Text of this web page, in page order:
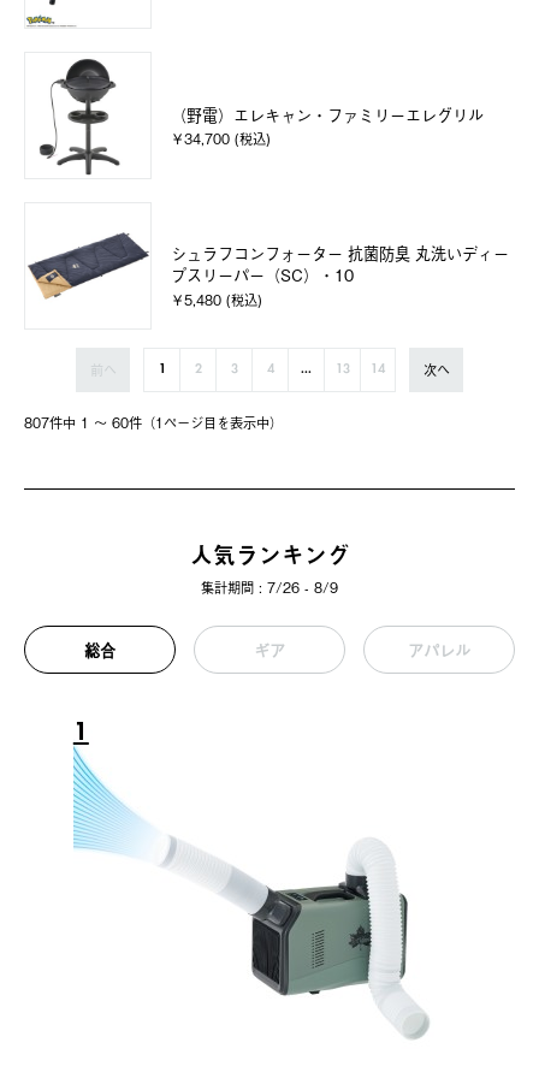
（野電）エレキャン・ファミリーエレグリル
￥34,700 (税込)
シュラフコンフォーター 抗菌防臭 丸洗いディー
プスリーパー（SC）・10
￥5,480 (税込)
807件中 1 〜 60件（1ページ⽬を表⽰中）
前へ 1 2 3 4 ... 13 14 次へ
人気ランキング
集計期間 : 7/26 - 8/9
総合 ギア アパレル
1